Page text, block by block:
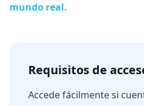
mundo real.
Requisitos de
Accede fácilmente si